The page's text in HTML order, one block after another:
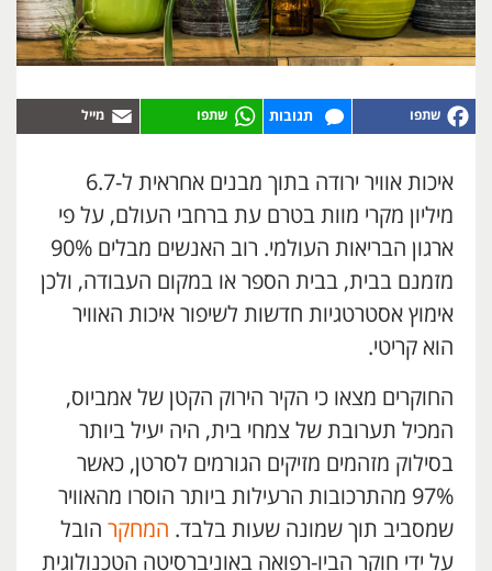
תגובות
איכות אוויר ירודה בתוך מבנים אחראית ל-6.7
מיליון מקרי מוות בטרם עת ברחבי העולם, על פי
ארגון הבריאות העולמי. רוב האנשים מבלים 90%
מזמנם בבית, בבית הספר או במקום העבודה, ולכן
אימוץ אסטרטגיות חדשות לשיפור איכות האוויר
הוא קריטי.
החוקרים מצאו כי הקיר הירוק הקטן של אמביוס,
המכיל תערובת של צמחי בית, היה יעיל ביותר
בסילוק מזהמים מזיקים הגורמים לסרטן, כאשר
97% מהתרכובות הרעילות ביותר הוסרו מהאוויר
שמסביב תוך שמונה שעות בלבד. המחקר הובל
על ידי חוקר הביו-רפואה באוניברסיטה הטכנולוגית